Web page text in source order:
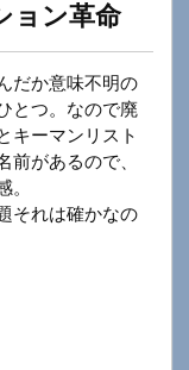
ョン革命
だか意味不明の
とつ。なので廃
キーマンリスト
があるので、
。
それは確かなの